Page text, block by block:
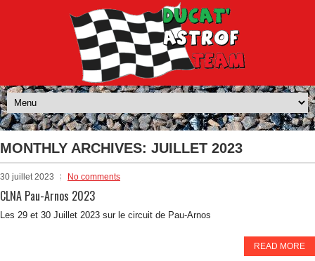
MONTHLY ARCHIVES: JUILLET 2023
30 juillet 2023 No comments
CLNA Pau-Arnos 2023
Les 29 et 30 Juillet 2023 sur le circuit de Pau-Arnos
READ MORE